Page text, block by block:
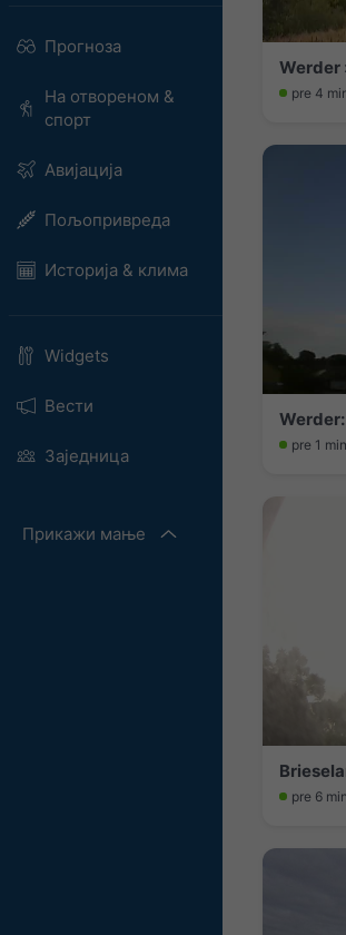
Прогноза
На отвореном &
спорт
Авијација
Пољопривреда
Историја & клима
Widgets
Вести
Заједница
Прикажи мање
Werder
pre 4
pre 1
pre 6